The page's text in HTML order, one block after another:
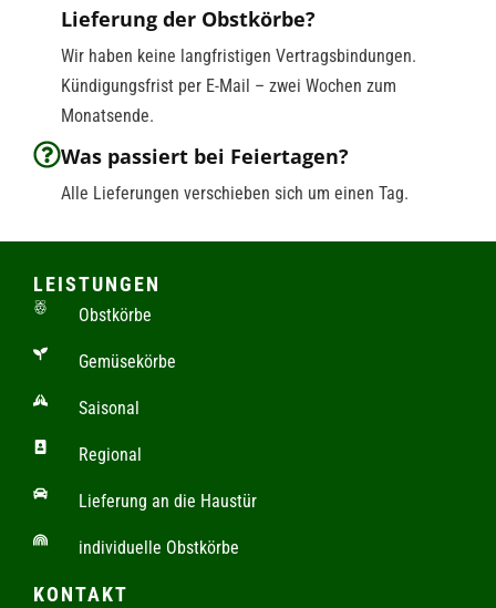
Lieferung der Obstkörbe?
Wir haben keine langfristigen Vertragsbindungen.
Kündigungsfrist per E-Mail – zwei Wochen zum
Monatsende.
Was passiert bei Feiertagen?
Alle Lieferungen verschieben sich um einen Tag.
LEISTUNGEN
Obstkörbe
Gemüsekörbe
Saisonal
Regional
Lieferung an die Haustür
individuelle Obstkörbe
KONTAKT